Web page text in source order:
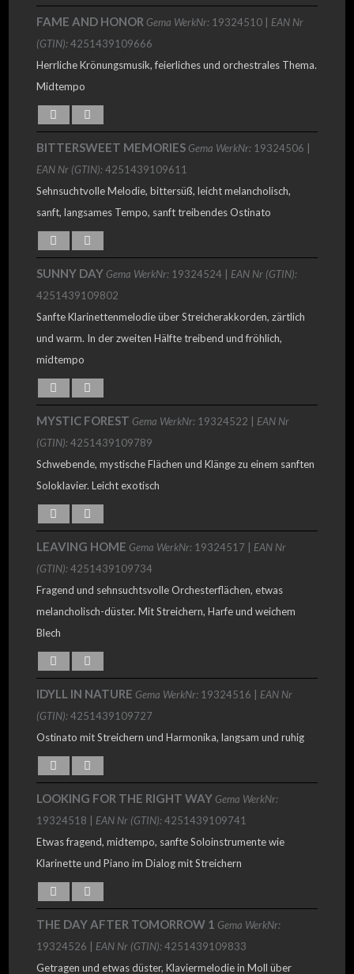
FAME AND HONOR Gema WerkNr: 19324510 | EAN Nr
(GTIN):4251439109666
Herrliche Krönungsmusik, feierliches und orchestrales Thema.
Midtempo
BITTERSWEET MEMORIES Gema WerkNr: 19324506 |
EAN Nr (GTIN):4251439109611
Sehnsuchtvolle Melodie, bittersüß, leicht melancholisch,
sanft, langsames Tempo, sanft treibendes Ostinato
SUNNY DAY Gema WerkNr: 19324524 | EAN Nr (GTIN):
4251439109802
Sanfte Klarinettenmelodie über Streicherakkorden, zärtlich
und warm. In der zweiten Hälfte treibend und fröhlich,
midtempo
MYSTIC FOREST Gema WerkNr: 19324522 | EAN Nr
(GTIN):4251439109789
Schwebende, mystische Flächen und Klänge zu einem sanften
Soloklavier. Leicht exotisch
LEAVING HOME Gema WerkNr: 19324517 | EAN Nr
(GTIN):4251439109734
Fragend und sehnsuchtsvolle Orchesterflächen, etwas
melancholisch-düster. Mit Streichern, Harfe und weichem
Blech
IDYLL IN NATURE Gema WerkNr: 19324516 | EAN Nr
(GTIN):4251439109727
Ostinato mit Streichern und Harmonika, langsam und ruhig
LOOKING FOR THE RIGHT WAY Gema WerkNr:
19324518 | EAN Nr (GTIN):4251439109741
Etwas fragend, midtempo, sanfte Soloinstrumente wie
Klarinette und Piano im Dialog mit Streichern
THE DAY AFTER TOMORROW 1 Gema WerkNr:
19324526 | EAN Nr (GTIN):4251439109833
Getragen und etwas düster, Klaviermelodie in Moll über